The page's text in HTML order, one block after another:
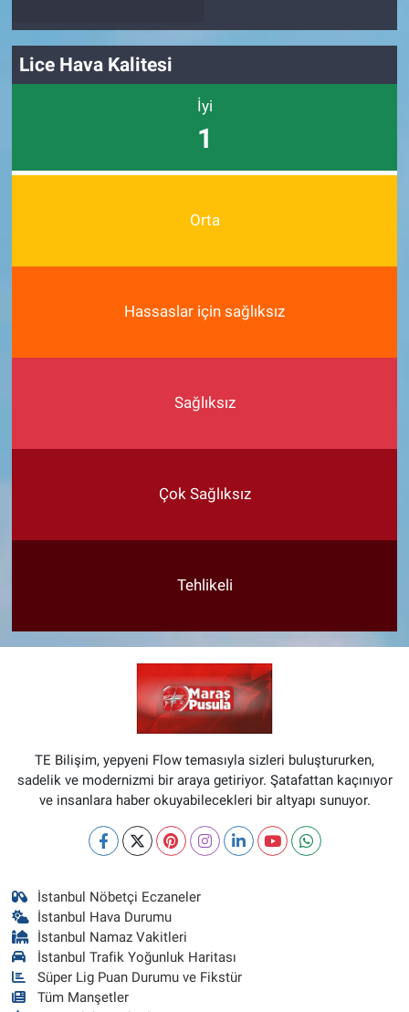
Lice Hava Kalitesi
İyi
1
Orta
Hassaslar için sağlıksız
Sağlıksız
Çok Sağlıksız
Tehlikeli
TE Bilişim, yepyeni Flow temasıyla sizleri buluştururken,
sadelik ve modernizmi bir araya getiriyor. Şatafattan kaçınıyor
ve insanlara haber okuyabilecekleri bir altyapı sunuyor.
İstanbul Nöbetçi Eczaneler
İstanbul Hava Durumu
İstanbul Namaz Vakitleri
İstanbul Trafik Yoğunluk Haritası
Süper Lig Puan Durumu ve Fikstür
Tüm Manşetler